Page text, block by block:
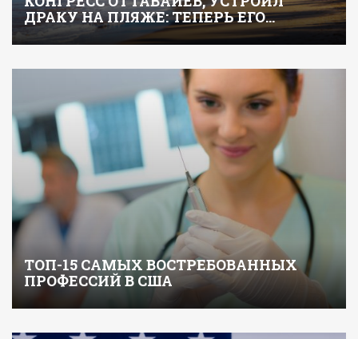
ДРАКУ НА ПЛЯЖЕ: ТЕПЕРЬ ЕГО…
ТОП-15 САМЫХ ВОСТРЕБОВАННЫХ
ПРОФЕССИЙ В США